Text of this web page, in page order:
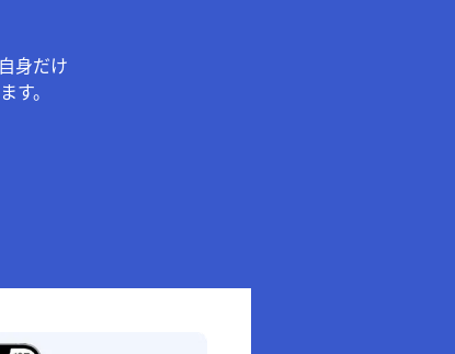
身だけ
す。